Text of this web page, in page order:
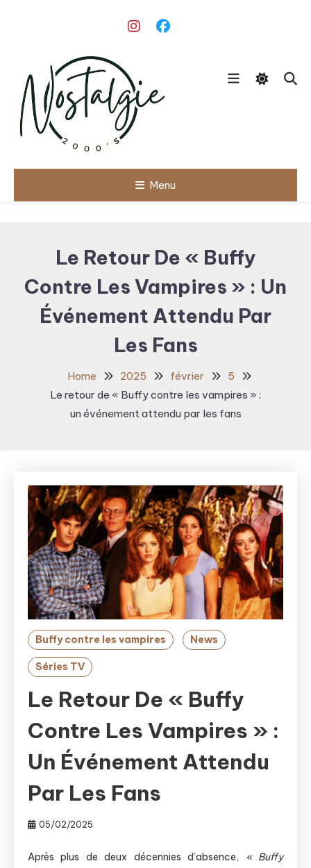
Nostalgie
Menu
Le Retour De « Buffy
Contre Les Vampires » : Un
Événement Attendu Par
Les Fans
Home 2025 février
5
Le retour de « Buffy contre les vampires » :
un événement attendu par les fans
Buffy contre les vampires News
Séries TV
Le Retour De « Buffy
Contre Les Vampires » :
Un Événement Attendu
Par Les Fans
05/02/2025
Après plus de deux décennies d’absence,
« Buffy